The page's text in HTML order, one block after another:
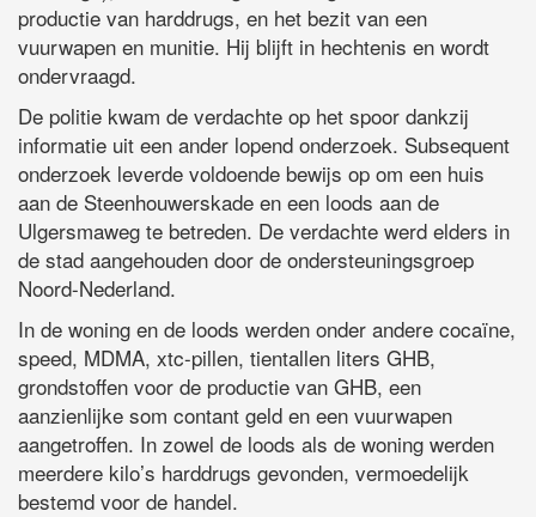
productie van harddrugs, en het bezit van een
vuurwapen en munitie. Hij blijft in hechtenis en wordt
ondervraagd.
De politie kwam de verdachte op het spoor dankzij
informatie uit een ander lopend onderzoek. Subsequent
onderzoek leverde voldoende bewijs op om een huis
aan de Steenhouwerskade en een loods aan de
Ulgersmaweg te betreden. De verdachte werd elders in
de stad aangehouden door de ondersteuningsgroep
Noord-Nederland.
In de woning en de loods werden onder andere cocaïne,
speed, MDMA, xtc-pillen, tientallen liters GHB,
grondstoffen voor de productie van GHB, een
aanzienlijke som contant geld en een vuurwapen
aangetroffen. In zowel de loods als de woning werden
meerdere kilo’s harddrugs gevonden, vermoedelijk
bestemd voor de handel.